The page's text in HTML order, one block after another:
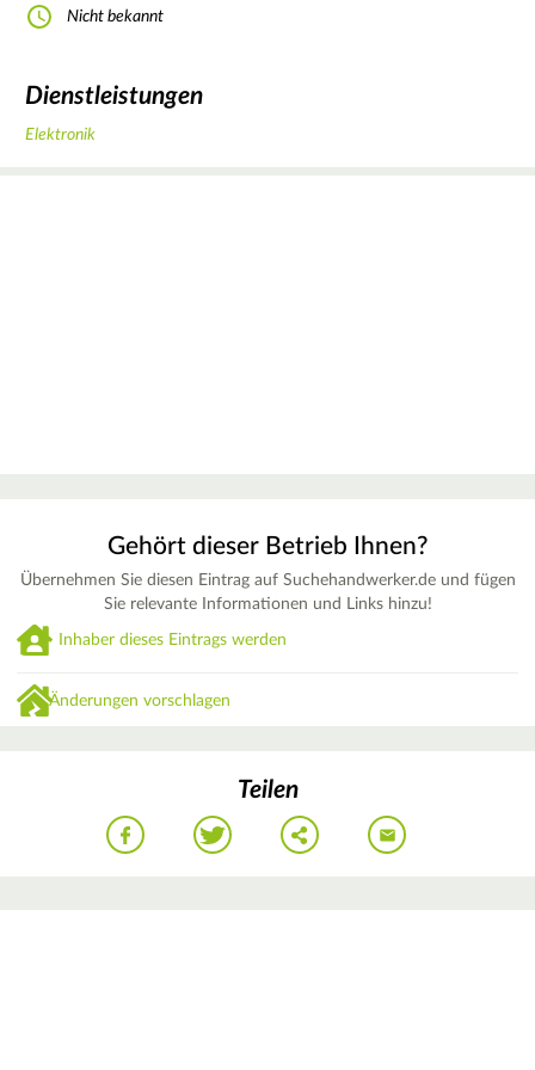
Nicht bekannt
Dienstleistungen
Elektronik
Gehört dieser Betrieb Ihnen?
Übernehmen Sie diesen Eintrag auf Suchehandwerker.de und fügen
Sie relevante Informationen und Links hinzu!
Inhaber dieses Eintrags werden
Änderungen vorschlagen
Teilen